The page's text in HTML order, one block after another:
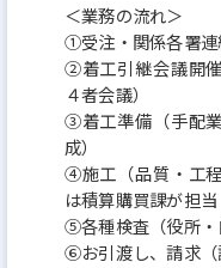
＜業務の流れ＞
①受注・関係各署連
②着工引継会議開
４者会議）
③着工準備（手配
成）
④施工（品質・工
は積算購買課が担当
⑤各種検査（役所・
⑥お引渡し、請求（